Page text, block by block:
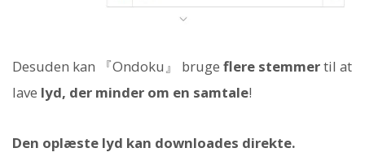
Desuden kan 『Ondoku』 bruge flere stemmertil at
lave lyd, der minder om en samtale!
Den oplæste lyd kan downloades direkte.